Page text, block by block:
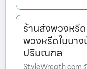
ร้านส่งพวงหรี
พวงหรีดในบา
ปริมณฑล